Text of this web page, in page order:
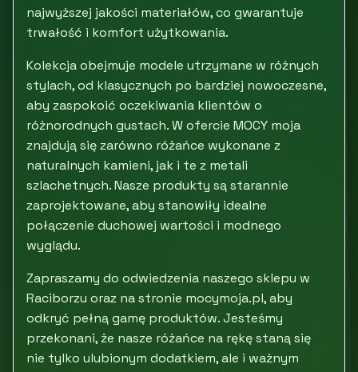
najwyższej jakości materiałów, co gwarantuje
trwałość i komfort użytkowania.
Kolekcja obejmuje modele utrzymane w różnych
stylach, od klasycznych po bardziej nowoczesne,
aby zaspokoić oczekiwania klientów o
różnorodnych gustach. W ofercie MOCY moja
znajdują się zarówno różańce wykonane z
naturalnych kamieni, jak i te z metali
szlachetnych. Nasze produkty są starannie
zaprojektowane, aby stanowiły idealne
połączenie duchowej wartości i modnego
wyglądu.
Zapraszamy do odwiedzenia naszego sklepu w
Raciborzu oraz na stronie mocymoja.pl, aby
odkryć pełną gamę produktów. Jesteśmy
przekonani, że nasze różańce na rękę staną się
nie tylko ulubionym dodatkiem, ale i ważnym